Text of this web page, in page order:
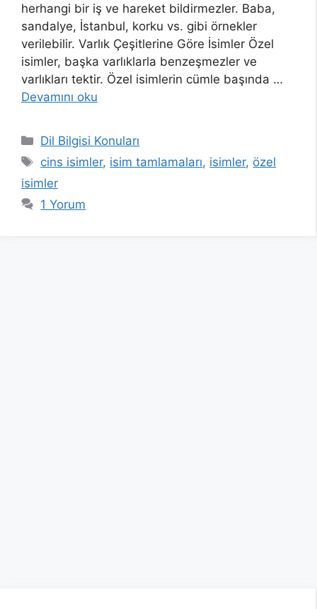
herhangi bir iş ve hareket bildirmezler. Baba,
sandalye, İstanbul, korku vs. gibi örnekler
verilebilir. Varlık Çeşitlerine Göre İsimler Özel
isimler, başka varlıklarla benzeşmezler ve
varlıkları tektir. Özel isimlerin cümle başında …
Devamını oku
Kategoriler
Dil Bilgisi Konuları
Etiketler
cins isimler, isim tamlamaları, isimler, özel
isimler
1 Yorum